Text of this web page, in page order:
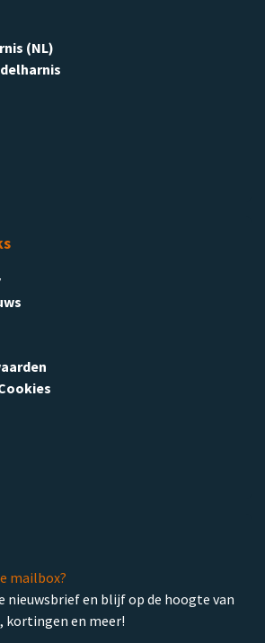
(NL)
mailbox?
nieuwsbrief en blijf op de hoogte van
kortingen en meer!